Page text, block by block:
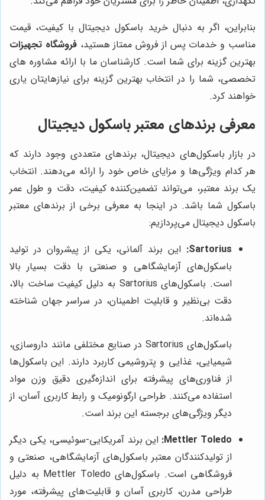
بنابراین، اگر به دنبال خرید باسکول دیجیتال با کیفیت، قیمت
مناسب و خدمات پس از فروش ممتاز هستید،فروشگاه تجهیزات
بهترین گزینه برای شما است. کارشناسان ما با ارائه مشاوره های
تخصصی، شما را در انتخاب بهترین گزینه برای نیازهایتان یاری
خواهند کرد.
معرفی برندهای معتبر باسکول دیجیتال
در بازار باسکول‌های دیجیتال، برندهای متعددی وجود دارند که
هر کدام ویژگی‌ها و مزایای خاص خود را ارائه می‌دهند. انتخاب
یک برند معتبر، می‌تواند تضمین‌کننده کیفیت، دقت و طول عمر
باسکول شما باشد. در اینجا به معرفی برخی از برندهای معتبر
باسکول دیجیتال می‌پردازیم:
Sartorius: این برند آلمانی، یکی از پیشروان در تولید
باسکول‌های آزمایشگاهی و صنعتی با دقت بسیار بالا
است. باسکول‌های Sartorius به دلیل کیفیت ساخت بالا،
دقت بی‌نظیر و قابلیت اطمینان، در سراسر جهان شناخته
شده‌اند.
باسکول‌های Sartorius در صنایع مختلفی مانند داروسازی،
شیمیایی، غذایی و پتروشیمی کاربرد دارند. این باسکول‌ها
از فناوری‌های پیشرفته برای اندازه‌گیری دقیق وزن مواد
استفاده می‌کنند. طراحی ارگونومیک و رابط کاربری آسان، از
دیگر ویژگی‌های برجسته این برند است.
Mettler Toledo: این برند آمریکایی-سوئیسی، یکی دیگر
از تولیدکنندگان معتبر باسکول‌های آزمایشگاهی، صنعتی و
فروشگاهی است. باسکول‌های Mettler Toledo به دلیل
طراحی مدرن، کاربری آسان و قابلیت‌های پیشرفته، مورد